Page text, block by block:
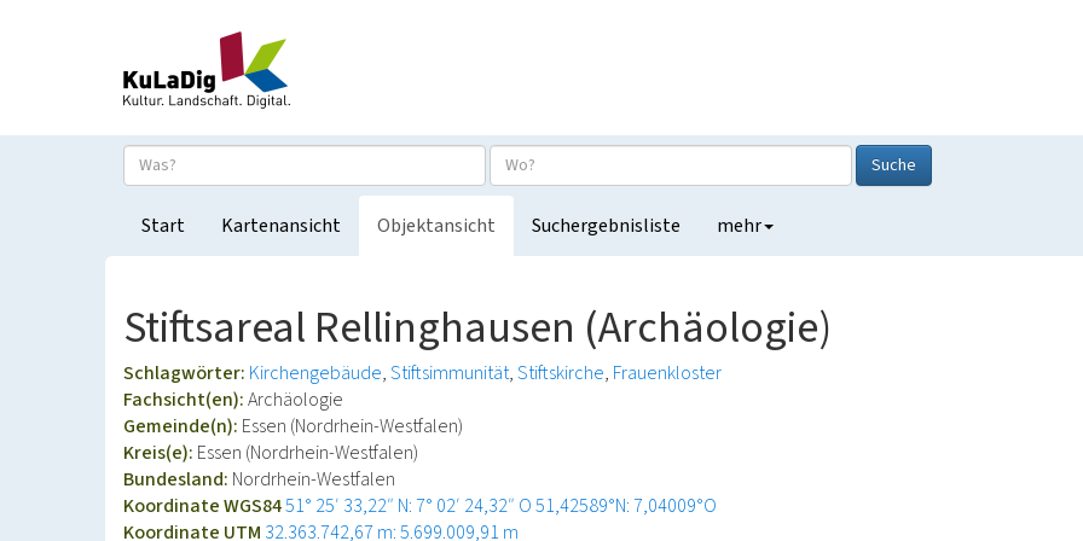
Suche
Start Kartenansicht Objektansicht Suchergebnisliste mehr
Stiftsareal Rellinghausen (Archäologie)
Schlagwörter: Kirchengebäude Stiftsimmunität Stiftskirche Frauenkloster
Fachsicht(en):Archäologie
Gemeinde(n): Essen (Nordrhein-Westfalen)
Kreis(e): Essen (Nordrhein-Westfalen)
Bundesland: Nordrhein-Westfalen
Koordinate WGS8451° 25′ 33,22″ N: 7° 02′ 24,32″ O51,42589°N: 7,04009°O
Koordinate UTM 32.363.742,67 m: 5.699.009,91 m